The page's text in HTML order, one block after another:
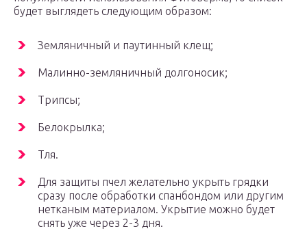
будет выглядеть следующим образом:
Земляничный и паутинный клещ;
Малинно-земляничный долгоносик;
Трипсы;
Белокрылка;
Тля.
Для защиты пчел желательно укрыть грядки
сразу после обработки спанбондом или другим
нетканым материалом. Укрытие можно будет
снять уже через 2-3 дня.